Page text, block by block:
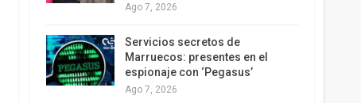
Ago 7, 2026
Servicios secretos de
Marruecos: presentes en el
espionaje con ‘Pegasus’
Ago 7, 2026